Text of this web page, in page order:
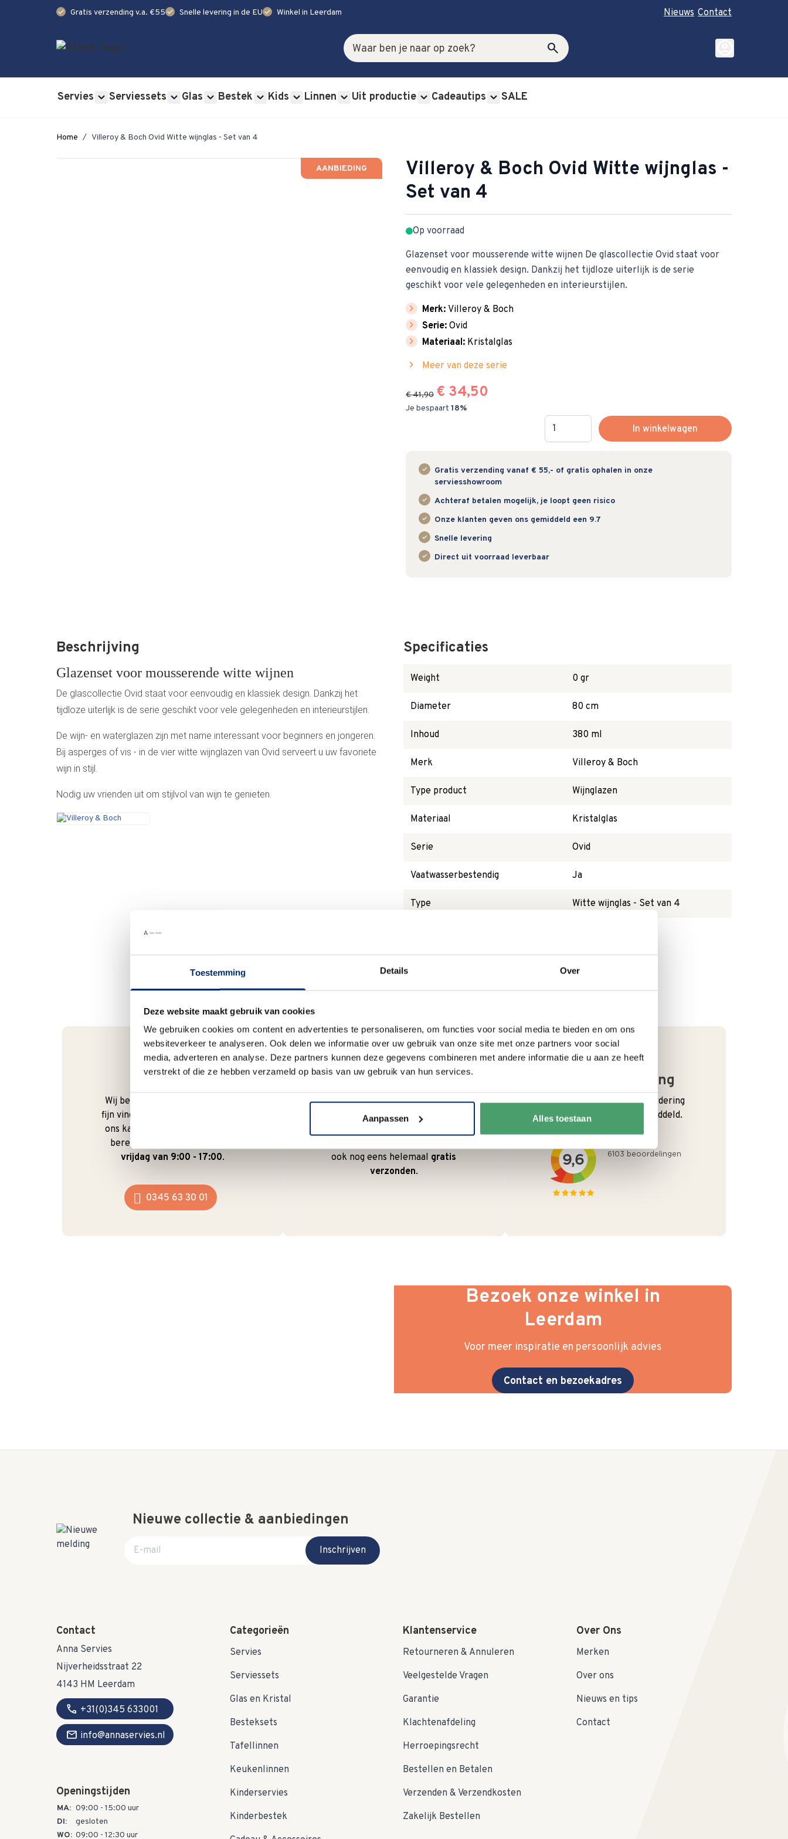
Toestemming Details Over
Deze website maakt gebruik van cookies
We gebruiken cookies om content en advertenties te personaliseren, om functies voor social media te bieden en om ons
websiteverkeer te analyseren. Ook delen we informatie over uw gebruik van onze site met onze partners voor social
media, adverteren en analyse. Deze partners kunnen deze gegevens combineren met andere informatie die u aan ze heeft
verstrekt of die ze hebben verzameld op basis van uw gebruik van hun services.
Aanpassen Alles toestaan
check Gratis verzending v.a. €55check Snelle levering in de EUcheck Winkel in Leerdam Nieuws Contact
Zoek
search
Servies Serviessets Glas Bestek Kids Linnen Uit productie Cadeautips SALE
account_circle
Home / Villeroy & Boch Ovid Witte wijnglas - Set van 4
Villeroy & Boch Ovid Witte wijnglas -
Set van 4
AANBIEDING
Op voorraad
Glazenset voor mousserende witte wijnen De glascollectie Ovid staat voor
eenvoudig en klassiek design. Dankzij het tijdloze uiterlijk is de serie
geschikt voor vele gelegenheden en interieurstijlen.
chevron_right Merk: Villeroy & Boch
chevron_right Serie: Ovid
chevron_right Materiaal: Kristalglas
chevron_right Meer van deze serie
€ 41,90 € 34,50
Je bespaart 18%
Hoeveelheid
In winkelwagen
Gratis verzending vanaf € 55,- of gratis ophalen in onze
serviesshowroom
Achteraf betalen mogelijk, je loopt geen risico
Onze klanten geven ons gemiddeld een 9.7
Snelle levering
Direct uit voorraad leverbaar
Beschrijving
Glazenset voor mousserende witte wijnen
De glascollectie Ovid staat voor eenvoudig en klassiek design. Dankzij het
tijdloze uiterlijk is de serie geschikt voor vele gelegenheden en interieurstijlen.
De wijn- en waterglazen zijn met name interessant voor beginners en jongeren.
Bij asperges of vis - in de vier witte wijnglazen van Ovid serveert u uw favoriete
wijn in stijl.
Nodig uw vrienden uit om stijlvol van wijn te genieten.
Specificaties
Weight 0 gr
Diameter 80 cm
Inhoud 380 ml
Merk Villeroy & Boch
Type product Wijnglazen
Materiaal Kristalglas
Serie Ovid
Vaatwasserbestendig Ja
Type Witte wijnglas - Set van 4
WaaromAnna?
Bel gerust
Wij begrijpen dat je als klant het
fijn vindt om te kunnen bellen. Bij
ons kan dat ook gewoon. We zijn
bereikbaar van
vrijdag van 9:00 - 17:00.
0345 63 30 01
Duurzaam
We verpakken onze producten
zorgvuldig en duurzaam met
ook nog eens helemaal gratis
verzonden.
Goede waardering
We krijgen een goede waardering
van Onze klanten. 9+ gemiddeld.
Bezoek onze winkel in
Leerdam
Voor meer inspiratie en persoonlijk advies
Contact en bezoekadres
Nieuwe collectie & aanbiedingen
E-mail adres
Inschrijven
Contact
Anna Servies
Nijverheidsstraat 22
4143 HM Leerdam
call +31(0)345 633001
mail info@annaservies.nl
Openingstijden
MA: 09:00 - 15:00 uur
DI:
gesloten
WO: 09:00 - 12:30 uur
Categorieën
Servies
Serviessets
Glas en Kristal
Besteksets
Tafellinnen
Keukenlinnen
Kinderservies
Kinderbestek
Klantenservice
Retourneren & Annuleren
Veelgestelde Vragen
Garantie
Klachtenafdeling
Herroepingsrecht
Bestellen en Betalen
Verzenden & Verzendkosten
Zakelijk Bestellen
Over Ons
Merken
Over ons
Nieuws en tips
Contact